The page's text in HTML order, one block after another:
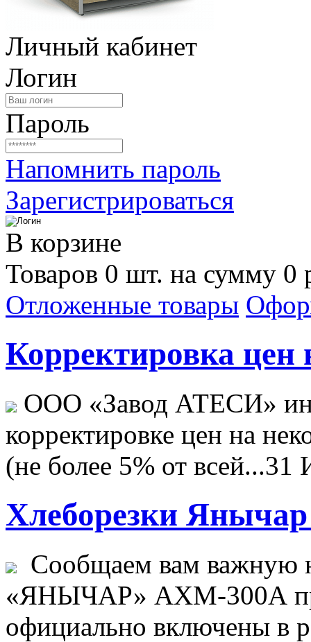
Личный кабинет
Логин
Пароль
Напомнить пароль
Зарегистрироваться
В корзине
Товаров 0 шт. на сумму 0
Отложенные товары
Корректировка цен
ООО «Завод АТЕСИ»
корректировке цен на
(не более 5% от всей...31
Хлеборезки Янычар
Сообщаем вам важную
«ЯНЫЧАР» АХМ-300А
официально включены в